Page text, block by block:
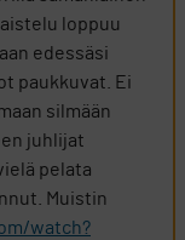
loppuu
edessäsi
paukkuvat. Ei
silmään
juhlijat
pelata
Muistin
watch?